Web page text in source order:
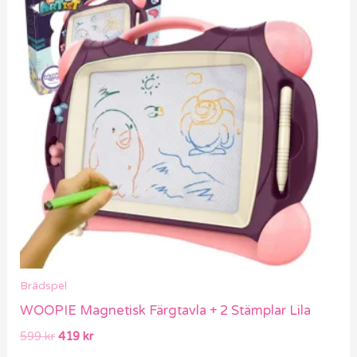
Brädspel
WOOPIE Magnetisk Färgtavla + 2 Stämplar Lila
599kr
priset
var:
599 kr.
419kr
priset
är:
419 kr.